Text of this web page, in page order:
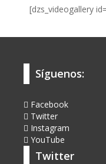
[dzs_videogallery
Síguenos:
Facebook
Twitter
Instagram
YouTube
Twitter